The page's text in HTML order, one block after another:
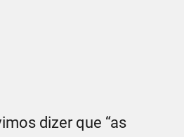
dizer que “as